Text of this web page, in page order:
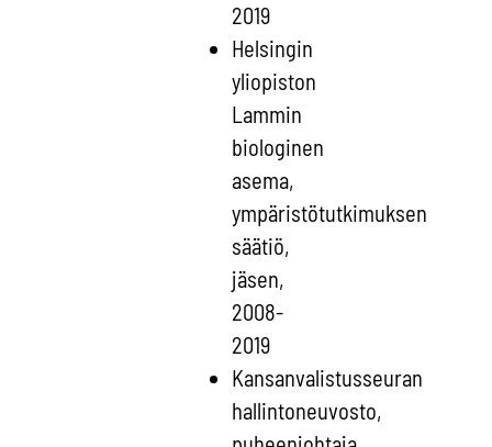
2019
Helsingin
yliopiston
Lammin
biologinen
asema,
ympäristötutkimuksen
säätiö,
jäsen,
2008-
2019
Kansanvalistusseuran
hallintoneuvosto,